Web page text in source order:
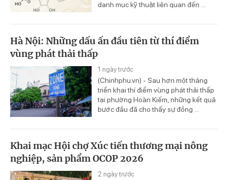
danh mục kỹ thuật liên quan đến ...
Hà Nội: Những dấu ấn đầu tiên từ thí điểm
vùng phát thải thấp
1 ngày trước
(Chinhphu.vn) - Sau hơn một tháng
triển khai thí điểm vùng phát thải thấp
tại phường Hoàn Kiếm, những kết quả
bước đầu đã cho thấy sự đồng ...
Khai mạc Hội chợ Xúc tiến thương mại nông
nghiệp, sản phẩm OCOP 2026
2 ngày trước